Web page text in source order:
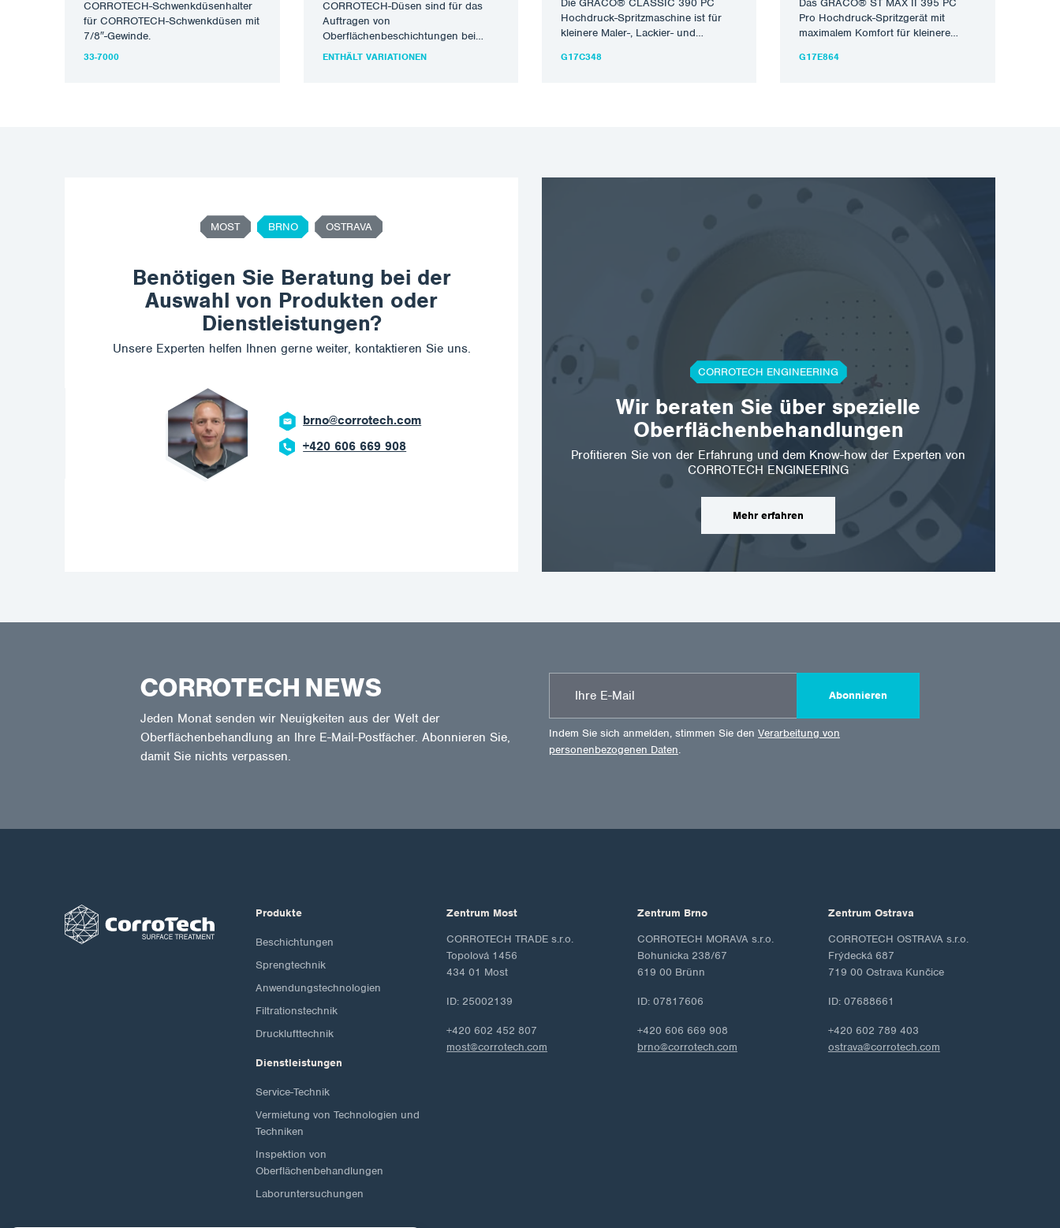
CORROTECH-Schwenkdüsenhalter
für CORROTECH-Schwenkdüsen mit
7/8″-Gewinde.
33-7000
CORROTECH-Düsen sind für das
Auftragen von
Oberflächenbeschichtungen bei
Maler- und Schreinerarbeiten sowie
ENTHÄLT VARIATIONEN
Die GRACO® CLASSIC 390 PC
Hochdruck-Spritzmaschine ist für
kleinere Maler-, Lackier- und
erste Wahl für alle professionellen…
G17C348
Das GRACO® ST MAX II 395 PC
Pro Hochdruck-Spritzgerät mit
maximalem Komfort für kleinere
Reparaturarbeiten. Die erste…
G17E864
MOST BRNO OSTRAVA
Benötigen Sie Beratung bei der
Auswahl von Produkten oder
Dienstleistungen?
Unsere Experten helfen Ihnen gerne weiter, kontaktieren Sie uns.
brno@corrotech.com
+420 606 669 908
ostrava@corrotech.com
+420 602 789 403
CORROTECH ENGINEERING
Wir beraten Sie über spezielle
Oberflächenbehandlungen
Profitieren Sie von der Erfahrung und dem Know-how der Experten von
CORROTECH ENGINEERING
Mehr erfahren
CORROTECH NEWS
Jeden Monat senden wir Neuigkeiten aus der Welt der
Oberflächenbehandlung an Ihre E-Mail-Postfächer. Abonnieren Sie,
damit Sie nichts verpassen.
Abonnieren
Indem Sie sich anmelden, stimmen Sie den Verarbeitung von
personenbezogenen Daten.
Produkte
Beschichtungen
Sprengtechnik
Anwendungstechnologien
Filtrationstechnik
Drucklufttechnik
Dienstleistungen
Service-Technik
Vermietung von Technologien und
Techniken
Inspektion von
Oberflächenbehandlungen
Laboruntersuchungen
Zentrum Most
CORROTECH TRADE s.r.o.
Topolová 1456
434 01 Most
ID: 25002139
+420 602 452 807
most@corrotech.com
Zentrum Brno
CORROTECH MORAVA s.r.o.
Bohunicka 238/67
619 00 Brünn
ID: 07817606
+420 606 669 908
brno@corrotech.com
Zentrum Ostrava
CORROTECH OSTRAVA s.r.o.
Frýdecká 687
719 00 Ostrava Kunčice
ID: 07688661
+420 602 789 403
ostrava@corrotech.com